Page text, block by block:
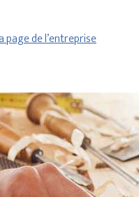
page de l’entreprise